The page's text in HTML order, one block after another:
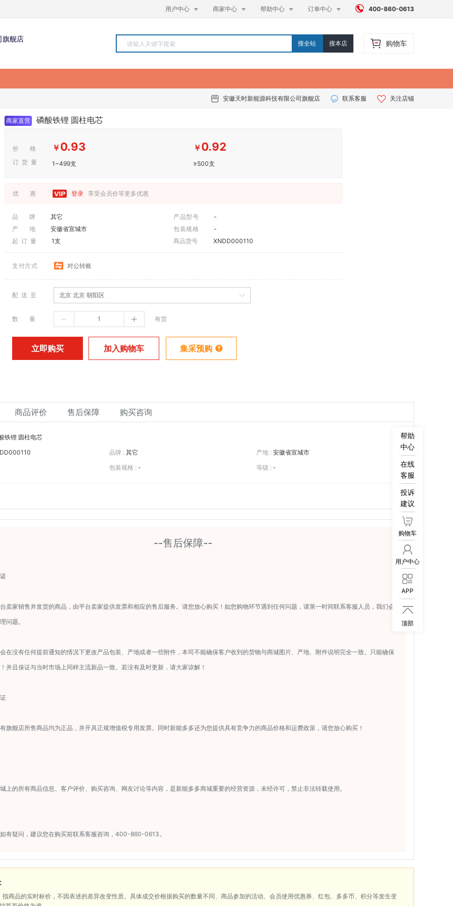
用户中心  商家中心  帮助中心  订单中心   400-860-0613
旗舰店
搜全站 搜本店 购物车
安徽天时新能源科技有限公司旗舰店 联系客服 关注店铺
商家直营 磷酸铁锂 圆柱电芯
价 格
订 货 量
￥0.93
1~499支
￥0.92
≥500支
优 惠 登录 享受会员价等更多优惠
品 牌 其它 产品型号
-
产 地
安徽省宣城市 包装规格
-
起 订 量
1支 商品货号 XNDD000110
支付方式 对公转账
配 送 至 北京 北京 朝阳区
数 量 有货
立即购买 加入购物车 集采预购
商品评价 售后保障 购买咨询
铁锂 圆柱电芯
品牌 : 其它 产地 : 安徽省宣城市
包装规格 : - 等级 : -
--售后保障--
卖家销售并发货的商品，由平台卖家提供发票和相应的售后服务。请您放心购买！如您购物环节遇到任何问题，请第一时间联系客服人员，我们会
问题。
在没有任何提前通知的情况下更改产品包装、产地或者一些附件，本司不能确保客户收到的货物与商城图片、产地、附件说明完全一致。只能确保
并且保证与当时市场上同样主流新品一致。若没有及时更新，请大家谅解！
旗舰店所售商品均为正品，并开具正规增值税专用发票。同时新能多多还为您提供具有竞争力的商品价格和运费政策，请您放心购买！
上的所有商品信息、客户评价、购买咨询、网友讨论等内容，是新能多多商城重要的经营资源，未经许可，禁止非法转载使用。
有疑问，建议您在购买前联系客服咨询，400-860-0613。
指商品的实时标价，不因表述的差异改变性质。具体成交价根据购买的数量不同、商品参加的活动、会员使用优惠券、红包、多多币、积分等发生变
帮助
中心
在线
客服
投诉
建议
购物车
用户中心
APP

顶部